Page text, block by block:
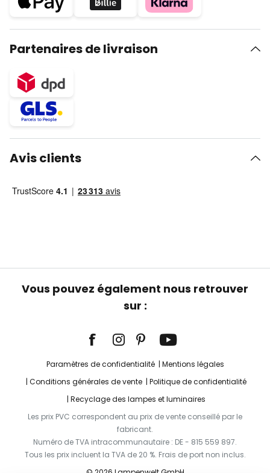
Partenaires de livraison
Avis clients
Vous pouvez également nous retrouver
sur :
Paramètres de confidentialité
Mentions légales
Conditions générales de vente
Politique de confidentialité
Recyclage des lampes et luminaires
Les prix PVC correspondent au prix de vente conseillé par le
fabricant.
Numéro de TVA intracommunautaire : DE - 815 559 897.
Tous les prix incluent la TVA de 20 %. Frais de port non inclus.